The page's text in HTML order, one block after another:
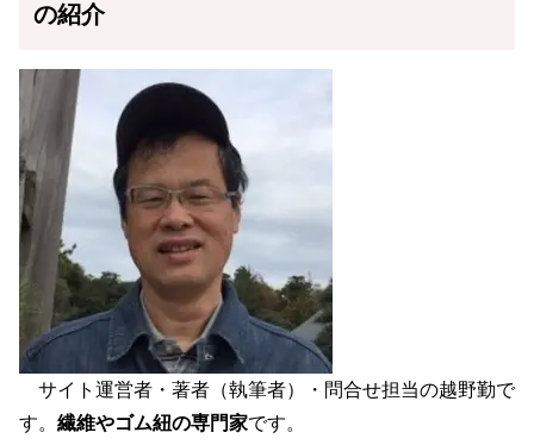
の紹介
サイト運営者・著者（執筆者）・問合せ担当の越野勤で
す。 繊維やゴム紐の専門家です。